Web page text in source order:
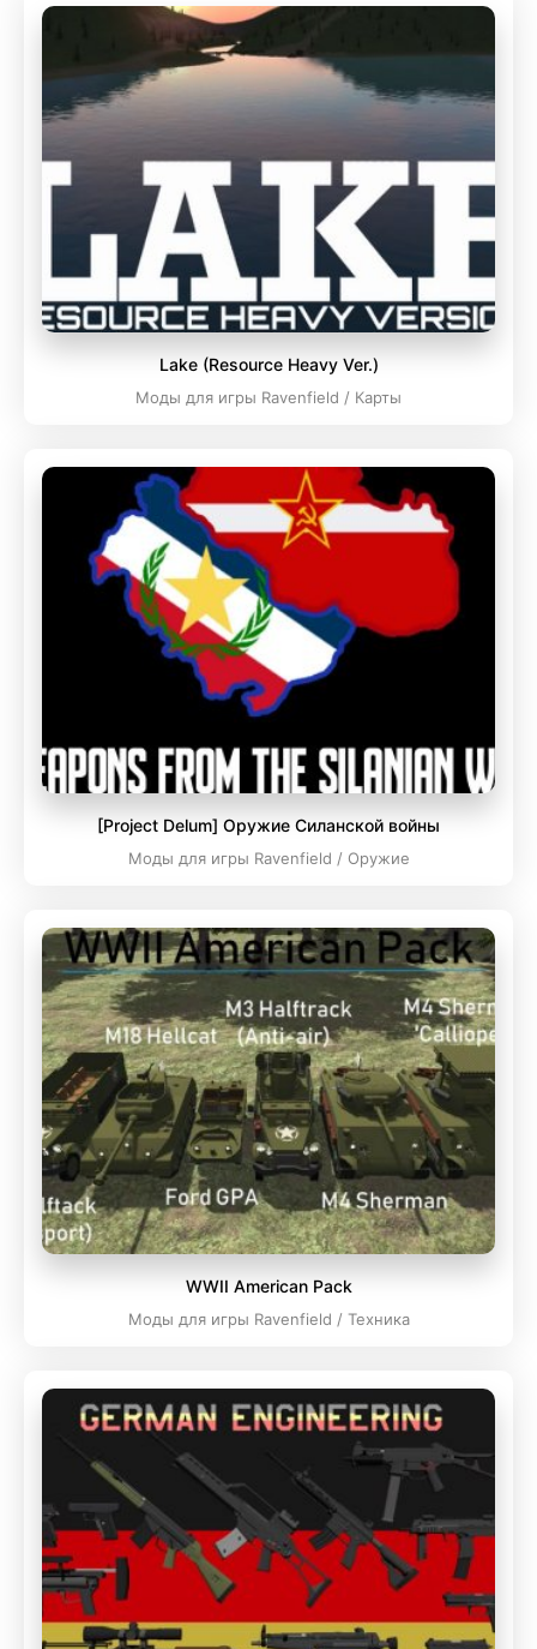
Lake (Resource Heavy Ver.)
Моды для игры Ravenfield / Карты
[Project Delum] Оружие Силанской войны
Моды для игры Ravenfield / Оружие
WWII American Pack
Моды для игры Ravenfield / Техника